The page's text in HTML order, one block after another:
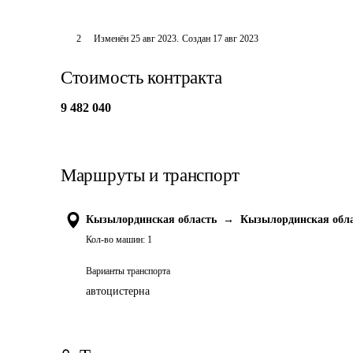
2 Изменён 25 авг 2023. Создан 17 авг 2023
Стоимость контракта
9 482 040
Маршруты и транспорт
Кызылординская область → Кызылординская
Кол-во машин: 1
Варианты транспорта
автоцистерна